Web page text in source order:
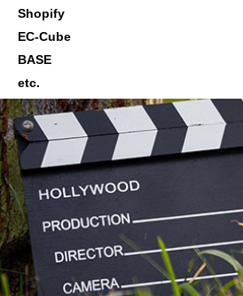
Shopify
EC-Cube
BASE
etc.